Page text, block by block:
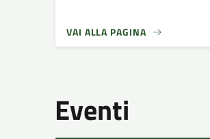
VAI ALLA PAGINA
Eventi